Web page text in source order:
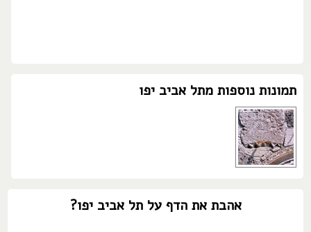
תמונות נוספות מתל אביב יפו
אהבת את הדף על תל אביב יפו?